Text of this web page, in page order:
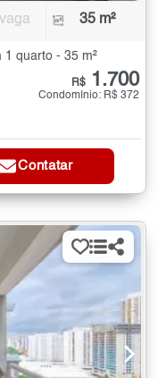
35 m²
1 quarto - 35 m²
R$ 1.700
Condomínio: R$ 372
Contatar